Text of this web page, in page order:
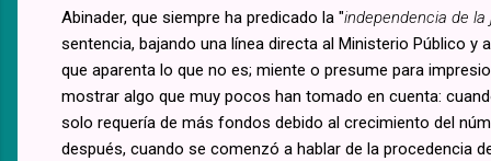
Abinader, que siempre ha predicado la "independencia de la
sentencia, bajando una línea directa al Ministerio Público
que aparenta lo que no es; miente o presume para
mostrar algo que muy pocos han tomado en cuenta:
solo requería de más fondos debido al crecimiento del
después, cuando se comenzó a hablar de la procedencia